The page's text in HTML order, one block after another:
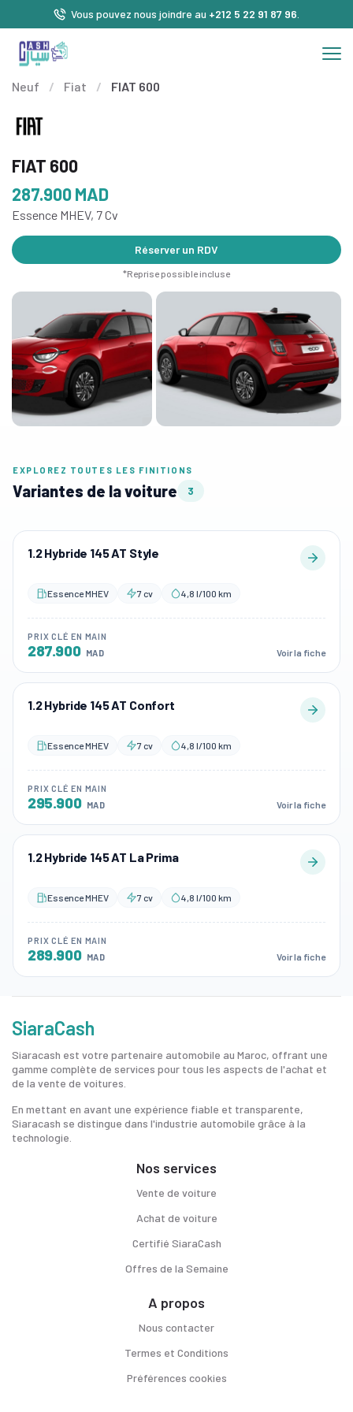
Vous pouvez nous joindre au +212 5 22 91 87 96
Neuf / Fiat / FIAT 600
FIAT 600
287.900MAD
Essence MHEV, 7 Cv
Réserver un RDV
*Reprise possible incluse
EXPLOREZ TOUTES LES FINITIONS
Variantes de la voiture 3
1.2 Hybride 145 AT Style
Essence MHEV 7 cv 4,8 l/100 km
PRIX CLÉ EN MAIN
287.900 MAD Voir la fiche
1.2 Hybride 145 AT Confort
Essence MHEV 7 cv 4,8 l/100 km
PRIX CLÉ EN MAIN
295.900 MAD Voir la fiche
1.2 Hybride 145 AT La Prima
Essence MHEV 7 cv 4,8 l/100 km
PRIX CLÉ EN MAIN
289.900 MAD Voir la fiche
SiaraCash
Siaracash est votre partenaire automobile au Maroc, offrant une
gamme complète de services pour tous les aspects de l'achat et
de la vente de voitures.
En mettant en avant une expérience fiable et transparente,
Siaracash se distingue dans l'industrie automobile grâce à la
technologie.
Nos services
Vente de voiture
Achat de voiture
Certifié SiaraCash
Offres de la Semaine
A propos
Nous contacter
Termes et Conditions
Préférences cookies